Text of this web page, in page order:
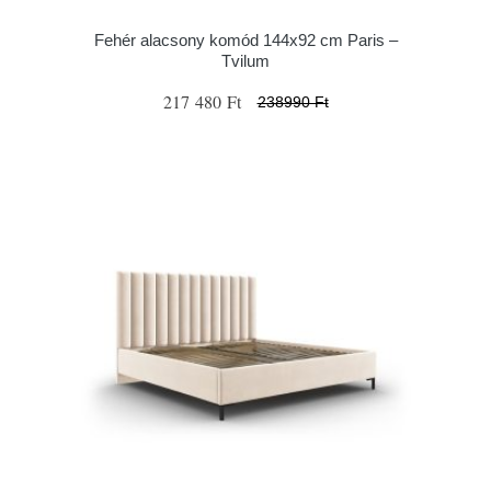
Fehér alacsony komód 144x92 cm Paris –
Tvilum
217 480 Ft 238990 Ft